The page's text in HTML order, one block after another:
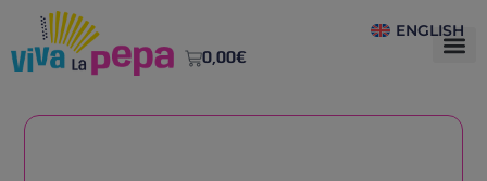
ENGLISH
0,00€